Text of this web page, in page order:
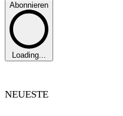
Abonnieren
Loading...
NEUESTE